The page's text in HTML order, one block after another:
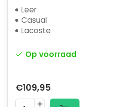
Leer
Casual
Lacoste
Op voorraad
€109,95